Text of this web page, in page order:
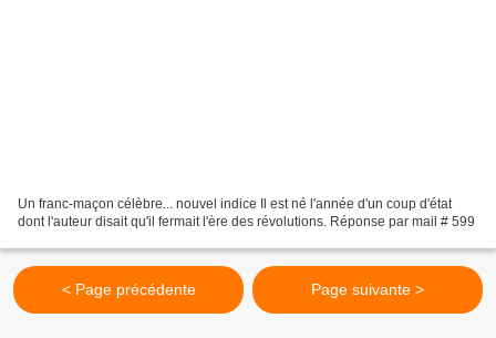
Un franc-maçon célèbre... nouvel indice Il est né l'année d'un coup d'état
dont l'auteur disait qu'il fermait l'ère des révolutions. Réponse par mail # 599
< Page précédente Page suivante >